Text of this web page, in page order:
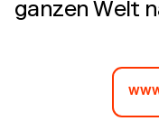
ganzen Welt